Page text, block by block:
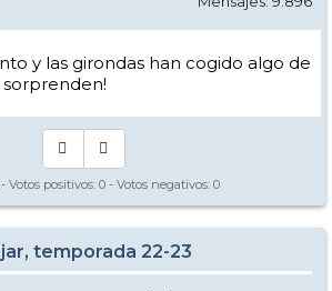
y las girondas han cogido algo de
sorprenden!
- Votos positivos: 0 - Votos negativos: 0
temporada 22-23